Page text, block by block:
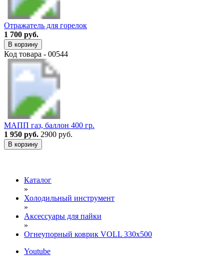
Отражатель для горелок
1 700 руб.
В корзину
Код товара - 00544
МАПП газ, баллон 400 гр.
1 950 руб. 2900 руб.
В корзину
Каталог
»
Холодильный инструмент
»
Аксессуары для пайки
»
Огнеупорный коврик VOLL 330х500
Youtube